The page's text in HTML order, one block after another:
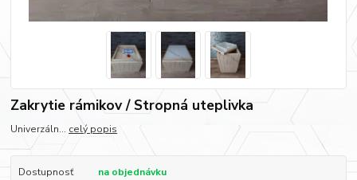
Zakrytie rámikov / Stropná uteplivka
Univerzáln... celý popis
Dostupnosť
na objednávku